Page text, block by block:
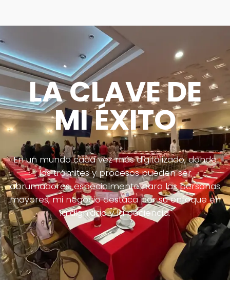
LA CLAVE DE
MI ÉXITO
En un mundo cada vez más digitalizado, donde
los trámites y procesos pueden ser
abrumadores, especialmente para las personas
mayores, mi negocio destaca por su enfoque en
la dignidad y la paciencia.